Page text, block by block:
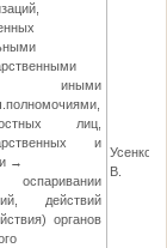
иными
лиц,
и
→
действий
органов
Усенко
В.